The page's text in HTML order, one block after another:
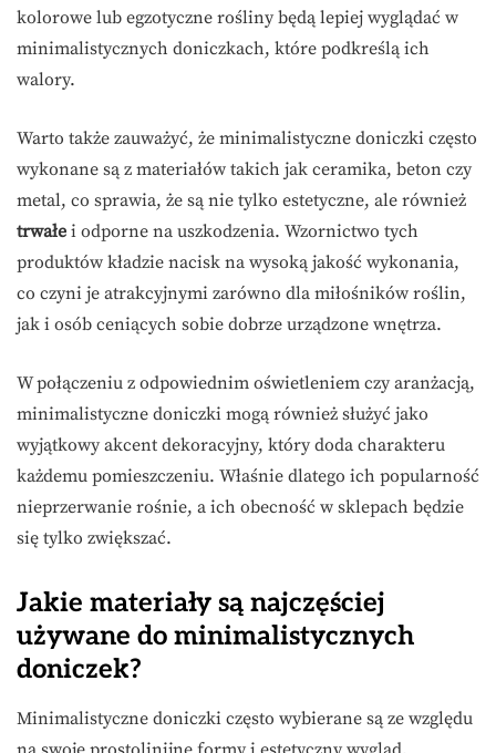
kolorowe lub egzotyczne rośliny będą lepiej wyglądać w
minimalistycznych doniczkach, które podkreślą ich
walory.
Warto także zauważyć, że minimalistyczne doniczki często
wykonane są z materiałów takich jak ceramika, beton czy
metal, co sprawia, że są nie tylko estetyczne, ale również
trwałe i odporne na uszkodzenia. Wzornictwo tych
produktów kładzie nacisk na wysoką jakość wykonania,
co czyni je atrakcyjnymi zarówno dla miłośników roślin,
jak i osób ceniących sobie dobrze urządzone wnętrza.
W połączeniu z odpowiednim oświetleniem czy aranżacją,
minimalistyczne doniczki mogą również służyć jako
wyjątkowy akcent dekoracyjny, który doda charakteru
każdemu pomieszczeniu. Właśnie dlatego ich popularność
nieprzerwanie rośnie, a ich obecność w sklepach będzie
się tylko zwiększać.
Jakie materiały są najczęściej
używane do minimalistycznych
doniczek?
Minimalistyczne doniczki często wybierane są ze względu